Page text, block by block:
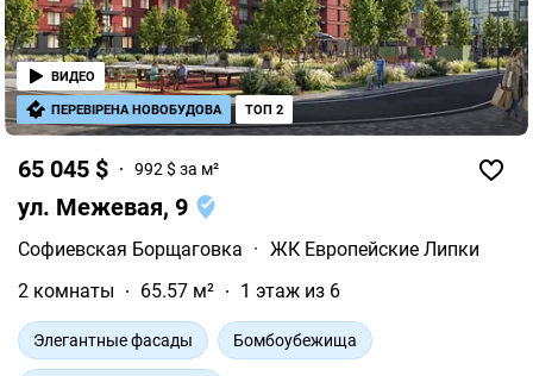
65 045 $ 992 $ за м²
ул. Межевая, 9
Софиевская Борщаговка · ЖК Европейские Липки
2 комнаты
65.57 м² 1 этаж из 6
Элегантные фасады Бомбоубежища
ВИДЕО
ПЕРЕВІРЕНА НОВОБУДОВА ТОП 2